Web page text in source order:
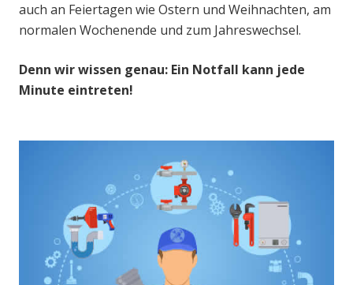
auch an Feiertagen wie Ostern und Weihnachten, am
normalen Wochenende und zum Jahreswechsel.
Denn wir wissen genau: Ein Notfall kann jede
Minute eintreten!